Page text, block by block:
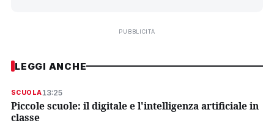
PUBBLICITÀ
LEGGI ANCHE
SCUOLA13:25
Piccole scuole: il digitale e l'intelligenza artificiale in
classe